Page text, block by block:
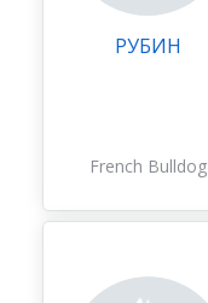
РУБИН
French Bulldog